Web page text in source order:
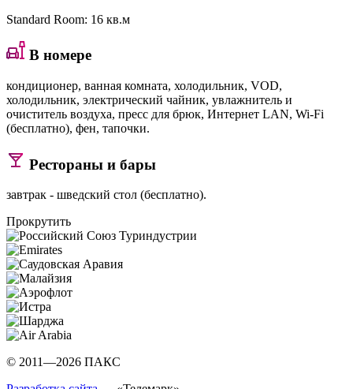
Standard Room: 16 кв.м
В номере
кондиционер, ванная комната, холодильник, VOD,
холодильник, электрический чайник, увлажнитель и
очиститель воздуха, пресс для брюк, Интернет LAN, Wi-Fi
(бесплатно), фен, тапочки.
Рестораны и бары
завтрак - шведский стол (бесплатно).
Прокрутить
© 2011—2026 ПАКС